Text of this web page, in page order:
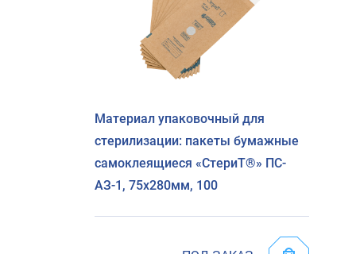
Материал упаковочный для
стерилизации: пакеты бумажные
самоклеящиеся «СтериТ®» ПС-
АЗ-1, 75х280мм, 100